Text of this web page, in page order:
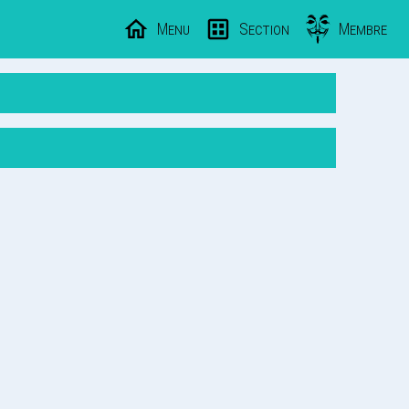
Menu Section Membre